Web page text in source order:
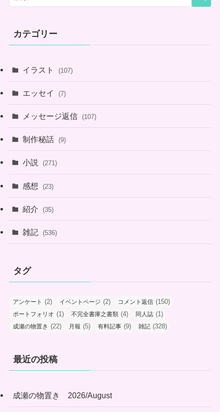
カテゴリー
イラスト (107)
エッセイ (7)
メッセージ返信 (107)
制作秘話 (9)
小説 (271)
感想 (23)
紹介 (35)
雑記 (536)
タグ
アンケート (2) イベントページ (2) コメント返信 (150)
ポートフォリオ (1) 不完全書庫之書類 (4) 同人誌 (1)
成瀬の物置き (22) 月報 (5) 有料記事 (9) 雑記 (328)
最近の投稿
成瀬の物置き 2026/August